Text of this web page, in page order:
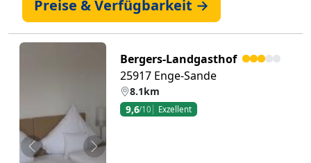
Preise & Verfügbarkeit →
Zurück Weiter
Bergers-Landgasthof
25917 Enge-Sande
8.1km
9,6/10 Exzellent